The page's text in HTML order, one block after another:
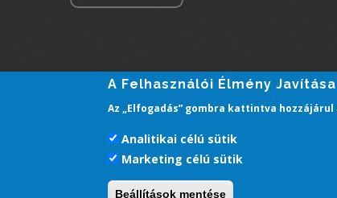
A Felhasználói Élmény
Az „Elfogadás” gombra kattintva
Analitikai célú sütik
Marketing célú sütik
Beállítások mentése